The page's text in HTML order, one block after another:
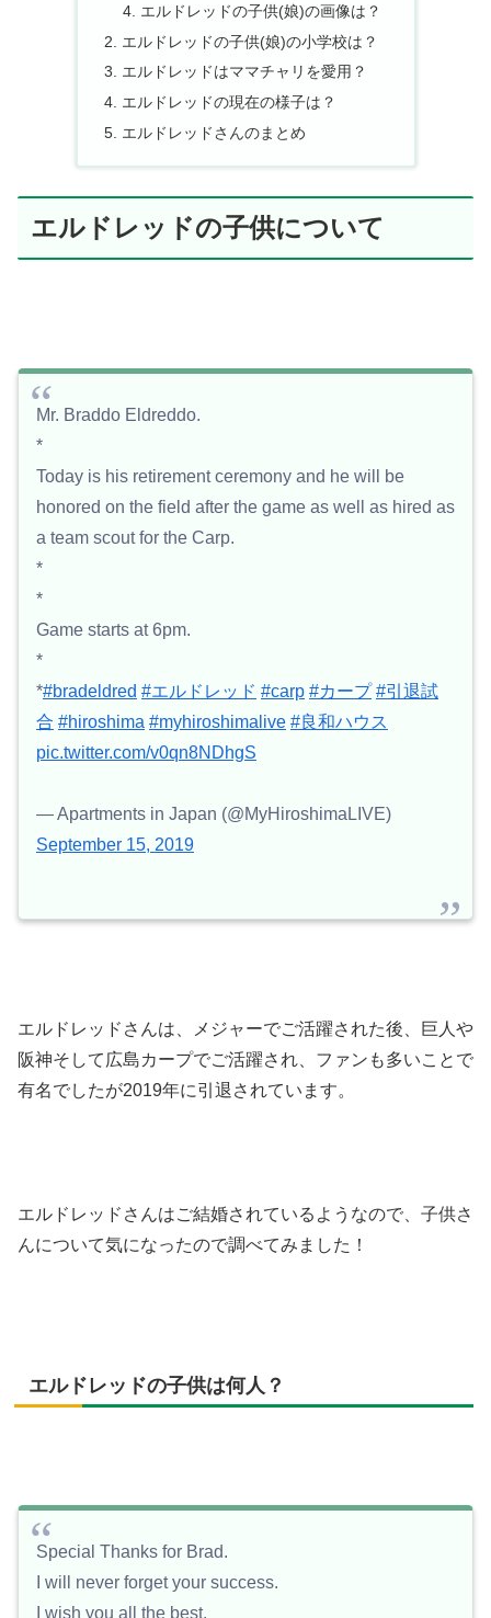
エルドレッドの子供(娘)の画像は？
エルドレッドの子供(娘)の小学校は？
エルドレッドはママチャリを愛用？
エルドレッドの現在の様子は？
エルドレッドさんのまとめ
エルドレッドの子供について
Mr. Braddo Eldreddo.
*
Today is his retirement ceremony and he will be
honored on the field after the game as well as hired as
a team scout for the Carp.
*
*
Game starts at 6pm.
*
*#bradeldred #エルドレッド #carp #カープ #引退試
合 #hiroshima #myhiroshimalive #良和ハウス
pic.twitter.com/v0qn8NDhgS
— Apartments in Japan (@MyHiroshimaLIVE)
September 15, 2019
エルドレッドさんは、メジャーでご活躍された後、巨人や
阪神そして広島カープでご活躍され、ファンも多いことで
有名でしたが2019年に引退されています。
エルドレッドさんはご結婚されているようなので、子供さ
んについて気になったので調べてみました！
エルドレッドの子供は何人？
Special Thanks for Brad.
I will never forget your success.
I wish you all the best.